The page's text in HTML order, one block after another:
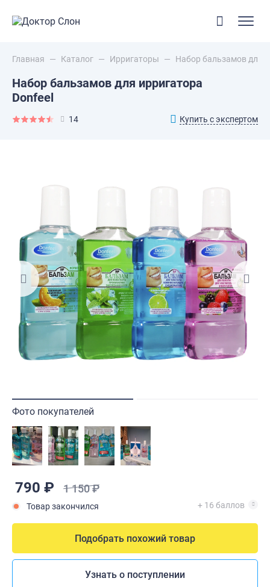
Главная — Каталог — Ирригаторы — Набор бальзамов для
Набор бальзамов для ирригатора
Donfeel
14 Купить с экспертом
Фото покупателей
790 ₽ 1 150 ₽
Товар закончился + 16 баллов
Подобрать похожий товар
Узнать о поступлении